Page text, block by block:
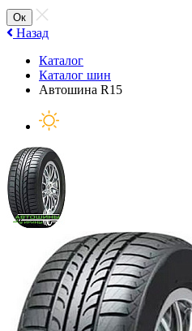
Ок
Назад
Каталог
Каталог шин
Автошина R15